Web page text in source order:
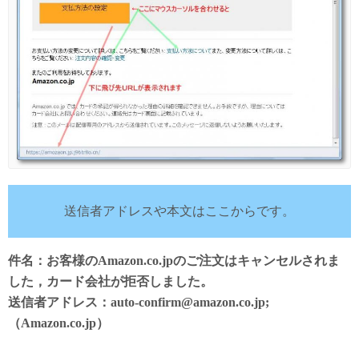
送信者アドレスや本文はここからです。
件名：お客様のAmazon.co.jpのご注文はキャンセルされま
した，カード会社が拒否しました。
送信者アドレス：auto-confirm@amazon.co.jp;
（Amazon.co.jp）